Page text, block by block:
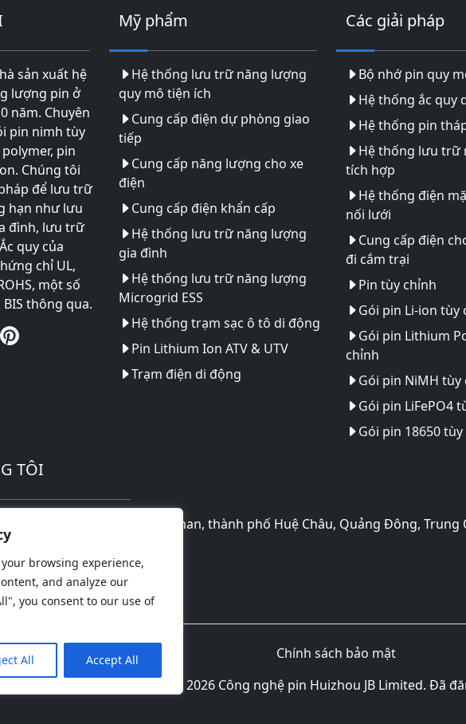
browsing experience,
and analyze our
you consent to our use of
All Accept All
sản xuất hệ
lượng pin ở
năm. Chuyên
pin nimh tùy
pin
Chúng tôi
để lưu trữ
hạn như lưu
đình, lưu trữ
quy của
chỉ UL,
một số
thông qua.
Mỹ phẩm
Hệ thống lưu trữ năng lượng
quy mô tiện ích
Cung cấp điện dự phòng giao
tiếp
Cung cấp năng lượng cho xe
điện
Cung cấp điện khẩn cấp
Hệ thống lưu trữ năng lượng
gia đình
Hệ thống lưu trữ năng lượng
Microgrid ESS
Hệ thống trạm sạc ô tô di động
Pin Lithium Ion ATV & UTV
Trạm điện di động
Các giải pháp
Bộ nhớ pin quy
Hệ thống ắc quy
Hệ thống pin
Hệ thống lưu trữ
tích hợp
Hệ thống điện
nối lưới
Cung cấp điện
đi cắm trại
Pin tùy chỉnh
Gói pin Li-ion tùy
Gói pin Lithium
chỉnh
Gói pin NiMH tùy
Gói pin LiFePO4
Gói pin 18650
TÔI
nghiệp công nghệ cao Huinan, thành phố Huệ Châu, Quảng Đông, Trung
18169936698
Chính sách bảo mật
© Bản quyền 2026 Công nghệ pin Huizhou JB Limited. Đã